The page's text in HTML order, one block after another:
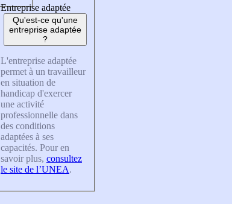
Entreprise adaptée
Qu'est-ce qu'une
entreprise adaptée
?
L'entreprise adaptée
permet à un travailleur
en situation de
handicap d'exercer
une activité
professionnelle dans
des conditions
adaptées à ses
capacités. Pour en
savoir plus, consultez
le site de l’UNEA.